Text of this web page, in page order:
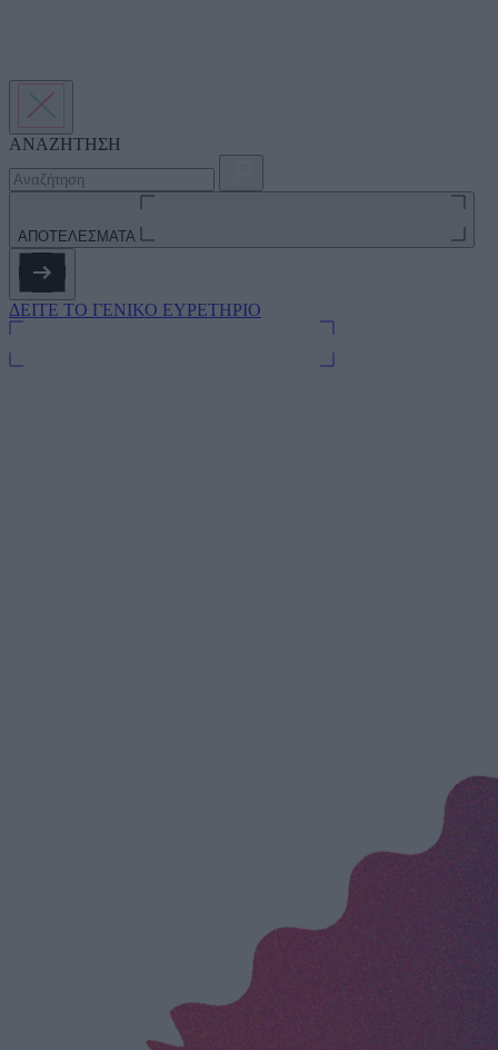
ΑΝΑΖΗΤΗΣΗ
ΑΠΟΤΕΛΕΣΜΑΤΑ
ΔΕΙΤΕ ΤΟ ΓΕΝΙΚΟ ΕΥΡΕΤΗΡΙΟ